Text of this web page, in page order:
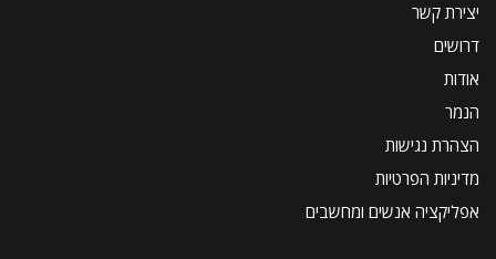
יצירת קשר
דרושים
אודות
הנמר
הצהרת נגישות
מדיניות הפרטיות
אפליקציה אנשים ומחשבים